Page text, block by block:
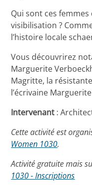
Qui sont ces
visibilisation ?
l’histoire locale
Vous découvrirez
Marguerite
Magritte, la
l’écrivaine
Intervenant :
Cette activité est
Women 1030.
Activité gratuite mais
1030 - Inscriptions